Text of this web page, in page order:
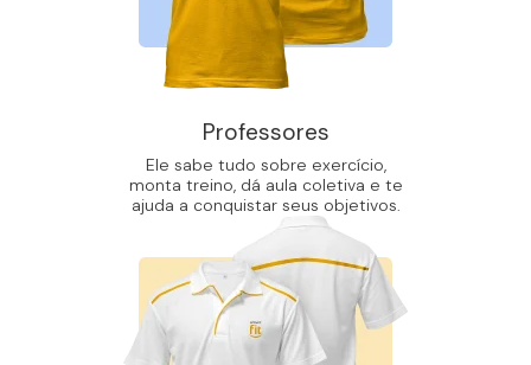
Professores
Ele sabe tudo sobre exercício,
monta treino, dá aula coletiva e te
ajuda a conquistar seus objetivos.